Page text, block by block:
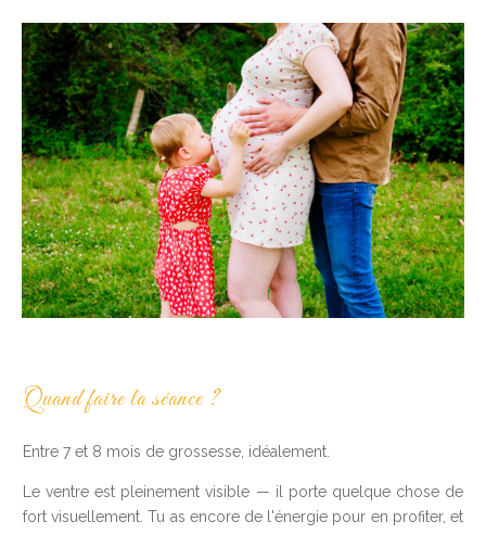
Quand faire la séance ?
Entre 7 et 8 mois de grossesse, idéalement.
Le ventre est pleinement visible — il porte quelque chose de
fort visuellement. Tu as encore de l'énergie pour en profiter, et